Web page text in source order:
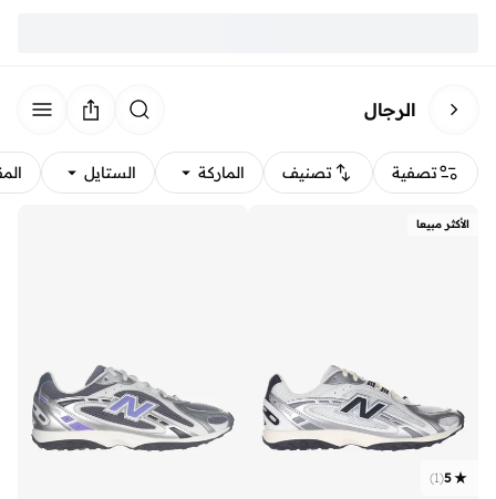
الرجال
تصفية تصنيف الماركة الستايل
الأكثر مبيعا
5
(
1
)